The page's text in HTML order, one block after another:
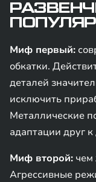
Миф первый:
обкатки.
деталей
исключить
Металлические
адаптации друг к
Миф второй: чем
Агрессивные